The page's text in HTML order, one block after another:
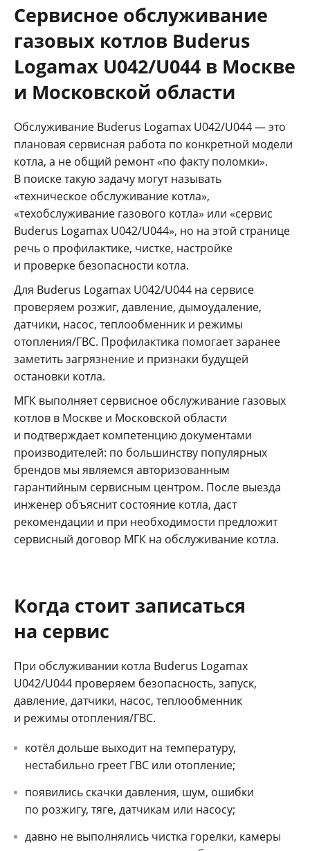
Сервисное обслуживание
газовых котлов Buderus
Logamax U042/U044 в Москве
и Московской области
Обслуживание Buderus Logamax U042/U044 — это
плановая сервисная работа по конкретной модели
котла, а не общий ремонт «по факту поломки».
В поиске такую задачу могут называть
«техническое обслуживание котла»,
«техобслуживание газового котла» или «сервис
Buderus Logamax U042/U044», но на этой странице
речь о профилактике, чистке, настройке
и проверке безопасности котла.
Для Buderus Logamax U042/U044 на сервисе
проверяем розжиг, давление, дымоудаление,
датчики, насос, теплообменник и режимы
отопления/ГВС. Профилактика помогает заранее
заметить загрязнение и признаки будущей
остановки котла.
МГК выполняет сервисное обслуживание газовых
котлов в Москве и Московской области
и подтверждает компетенцию документами
производителей: по большинству популярных
брендов мы являемся авторизованным
гарантийным сервисным центром. После выезда
инженер объяснит состояние котла, даст
рекомендации и при необходимости предложит
сервисный договор МГК на обслуживание котла.
Когда стоит записаться
на сервис
При обслуживании котла Buderus Logamax
U042/U044 проверяем безопасность, запуск,
давление, датчики, насос, теплообменник
и режимы отопления/ГВС.
котёл дольше выходит на температуру,
нестабильно греет ГВС или отопление;
появились скачки давления, шум, ошибки
по розжигу, тяге, датчикам или насосу;
давно не выполнялись чистка горелки, камеры